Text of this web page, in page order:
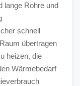
lange Rohre und
schnell
übertragen
heizen, die
Wärmebedarf